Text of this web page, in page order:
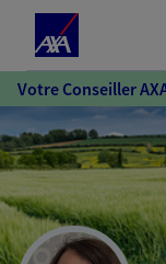
Votre Conseiller